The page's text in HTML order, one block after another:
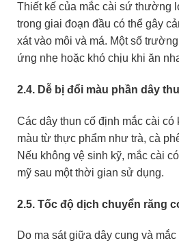
Thiết kế của mắc cài sứ thường
trong giai đoạn đầu có thể gây
xát vào môi và má. Một số
ứng nhẹ hoặc khó chịu khi ăn
2.4. Dễ bị đổi màu phần dây
Các dây thun cố định mắc cài có
màu từ thực phẩm như trà, cà
Nếu không vệ sinh kỹ, mắc cài
mỹ sau một thời gian sử dụng.
2.5. Tốc độ dịch chuyển răng
Do ma sát giữa dây cung và